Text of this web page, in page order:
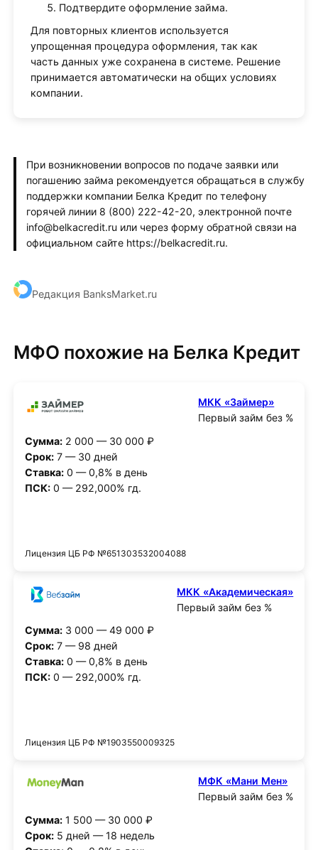
Подтвердите оформление займа.
Для повторных клиентов используется
упрощенная процедура оформления, так как
часть данных уже сохранена в системе. Решение
принимается автоматически на общих условиях
компании.
При возникновении вопросов по подаче заявки или
погашению займа рекомендуется обращаться в службу
поддержки компании Белка Кредит по телефону
горячей линии 8 (800) 222-42-20, электронной почте
info@belkacredit.ru или через форму обратной связи на
официальном сайте https://belkacredit.ru.
Редакция BanksMarket.ru
МФО похожие на Белка Кредит
МКК «Займер»
Первый займ без %
Сумма:2 000 — 30 000 ₽
Срок:7 — 30 дней
Ставка:0 — 0,8% в день
ПСК:0 — 292,000% гд.
Лицензия ЦБ РФ №651303532004088
МКК «Академическая»
Первый займ без %
Сумма:3 000 — 49 000 ₽
Срок:7 — 98 дней
Ставка:0 — 0,8% в день
ПСК:0 — 292,000% гд.
Лицензия ЦБ РФ №1903550009325
МФК «Мани Мен»
Первый займ без %
Сумма:1 500 — 30 000 ₽
Срок:5 дней — 18 недель